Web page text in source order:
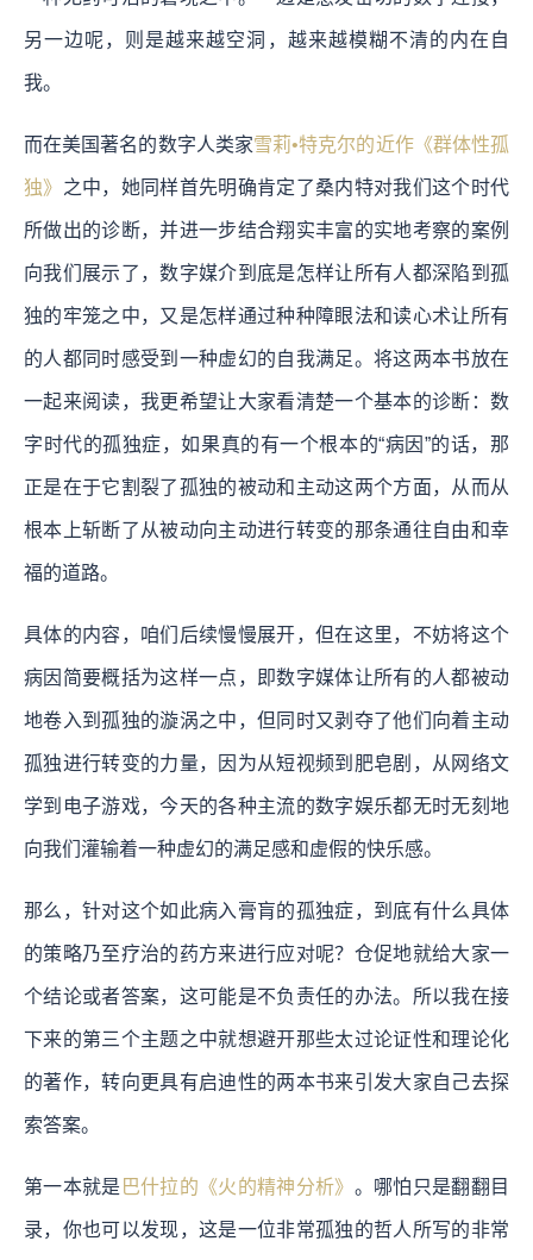
另一边呢，则是越来越空洞，越来越模糊不清的内在自
我。
而在美国著名的数字人类家雪莉•特克尔的近作《群体性孤
独》 之中，她同样首先明确肯定了桑内特对我们这个时代
所做出的诊断，并进一步结合翔实丰富的实地考察的案例
向我们展示了，数字媒介到底是怎样让所有人都深陷到孤
独的牢笼之中，又是怎样通过种种障眼法和读心术让所有
的人都同时感受到一种虚幻的自我满足。将这两本书放在
一起来阅读，我更希望让大家看清楚一个基本的诊断：数
字时代的孤独症，如果真的有一个根本的“病因”的话，那
正是在于它割裂了孤独的被动和主动这两个方面，从而从
根本上斩断了从被动向主动进行转变的那条通往自由和幸
福的道路。
具体的内容，咱们后续慢慢展开，但在这里，不妨将这个
病因简要概括为这样一点，即数字媒体让所有的人都被动
地卷入到孤独的漩涡之中，但同时又剥夺了他们向着主动
孤独进行转变的力量，因为从短视频到肥皂剧，从网络文
学到电子游戏，今天的各种主流的数字娱乐都无时无刻地
向我们灌输着一种虚幻的满足感和虚假的快乐感。
那么，针对这个如此病入膏肓的孤独症，到底有什么具体
的策略乃至疗治的药方来进行应对呢？ 仓促地就给大家一
个结论或者答案，这可能是不负责任的办法。所以我在接
下来的第三个主题之中就想避开那些太过论证性和理论化
的著作，转向更具有启迪性的两本书来引发大家自己去探
索答案。
第一本就是 巴什拉的《火的精神分析》 。哪怕只是翻翻目
录，你也可以发现，这是一位非常孤独的哲人所写的非常